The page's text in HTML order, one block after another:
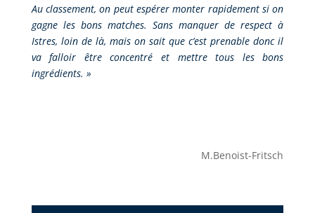
Au classement, on peut espérer monter rapidement si on
gagne les bons matches. Sans manquer de respect à
Istres, loin de là, mais on sait que c’est prenable donc il
va falloir être concentré et mettre tous les bons
ingrédients. »
M.Benoist-Fritsch